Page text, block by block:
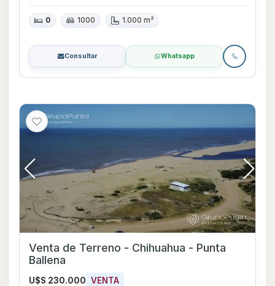
0 1000 1.000 m²
Consultar Whatsapp
Venta de Terreno - Chihuahua - Punta
Ballena
U$S 230.000 VENTA